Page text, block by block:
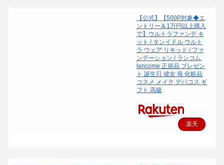
【公式】【500P対象◆エ
ントリー＆1万円以上購入
で】ウルトラファンデ キ
ット / タンイドル ウルト
ラ ウェア リキッド / ファ
ンデーション / ランコム
lancome 正規品 プレゼン
ト 誕生日 彼女 母 化粧品
コスメ メイク デパコス ギ
フト 高級
楽天